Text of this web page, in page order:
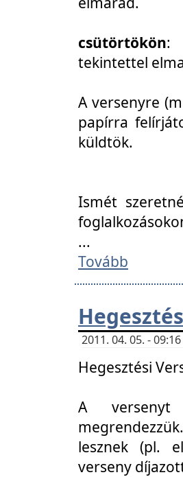
csütörtökön:
tekintettel
A versenyre
papírra
küldtök.
Ismét
...
Tovább
2011. 04. 05. -
Hegesztési
A versenyt
lesznek (pl.
verseny